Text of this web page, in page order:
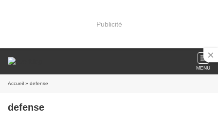
Publicité
MENU
Accueil » defense
defense